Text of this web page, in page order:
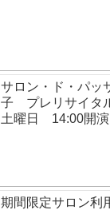
サロン・ド・パッ
子 プレリサイタ
土曜日 14:00開演
期間限定サロン利